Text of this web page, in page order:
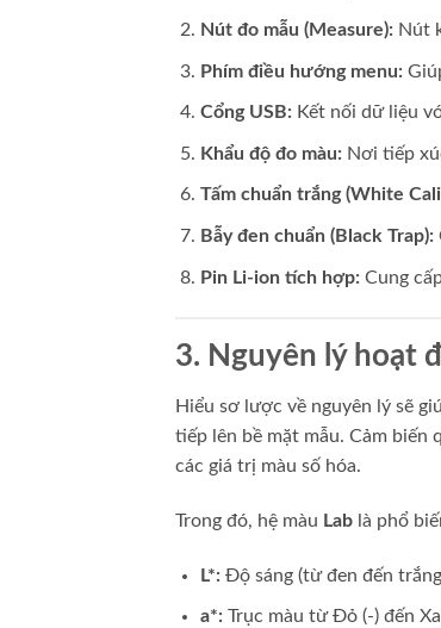
Nút đo mẫu (Measure):Nút
Phím điều hướng menu:
Cổng USB:Kết nối dữ liệu
Khẩu độ đo màu:Nơi tiếp
Tấm chuẩn trắng (White
Bẫy đen chuẩn (Black Trap):
Pin Li-ion tích hợp:Cung
3. Nguyên lý hoạt
Hiểu sơ lược về nguyên lý sẽ
tiếp lên bề mặt mẫu. Cảm biến
các giá trị màu số hóa.
Trong đó, hệ màu Lab là phổ
L*:Độ sáng (từ đen đến
a*:Trục màu từ Đỏ (-) đến